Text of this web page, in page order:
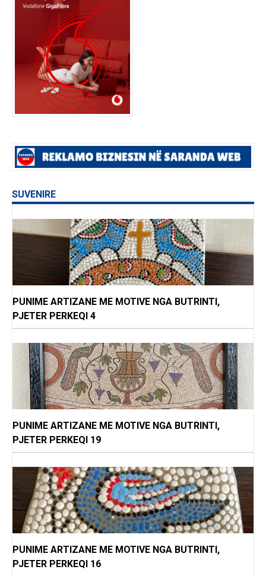
SUVENIRE
PUNIME ARTIZANE ME MOTIVE NGA BUTRINTI,
PJETER PERKEQI 4
PUNIME ARTIZANE ME MOTIVE NGA BUTRINTI,
PJETER PERKEQI 19
PUNIME ARTIZANE ME MOTIVE NGA BUTRINTI,
PJETER PERKEQI 16